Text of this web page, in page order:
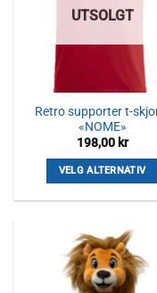
UTSOLGT
Retro supporter t-
«NOME»
198,00 kr
VELG ALTERNATIV
flere
varianter.